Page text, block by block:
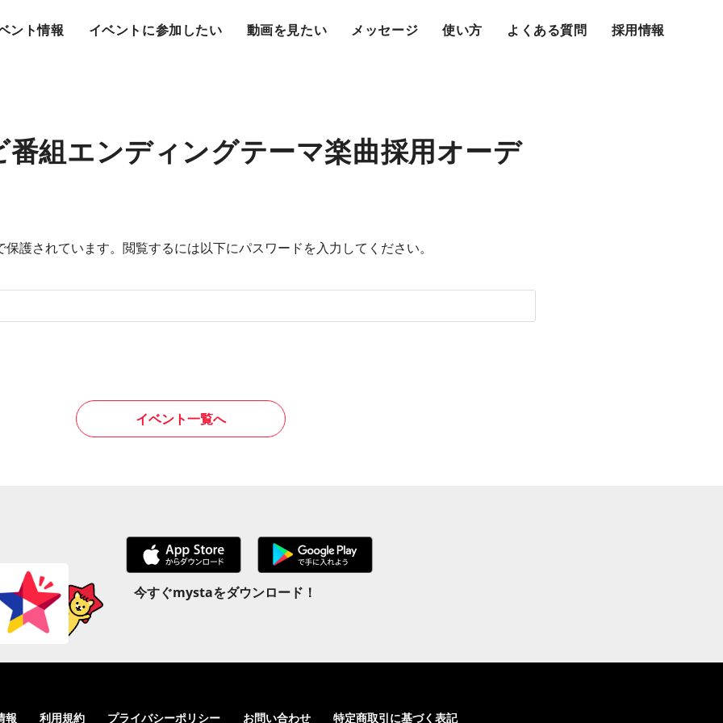
ント情報 イベントに参加したい 動画を見たい メッセージ 使い方 よくある質問 採用情報
番組エンディングテーマ楽曲採用オーデ
護されています。閲覧するには以下にパスワードを入力してください。
イベント一覧へ
今すぐmystaをダウンロード！
報 利用規約 プライバシーポリシー お問い合わせ 特定商取引に基づく表記